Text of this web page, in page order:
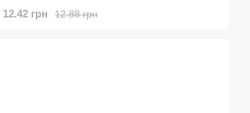
12.88 грн
12.42 грн